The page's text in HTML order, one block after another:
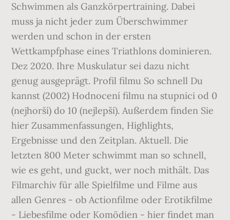
Schwimmen als Ganzkörpertraining. Dabei
muss ja nicht jeder zum Überschwimmer
werden und schon in der ersten
Wettkampfphase eines Triathlons dominieren.
Dez 2020. Ihre Muskulatur sei dazu nicht
genug ausgeprägt. Profil filmu So schnell Du
kannst (2002) Hodnocení filmu na stupnici od 0
(nejhorší) do 10 (nejlepší). Außerdem finden Sie
hier Zusammenfassungen, Highlights,
Ergebnisse und den Zeitplan. Aktuell. Die
letzten 800 Meter schwimmt man so schnell,
wie es geht, und guckt, wer noch mithält. Das
Filmarchiv für alle Spielfilme und Filme aus
allen Genres - ob Actionfilme oder Erotikfilme
- Liebesfilme oder Komödien - hier findet man